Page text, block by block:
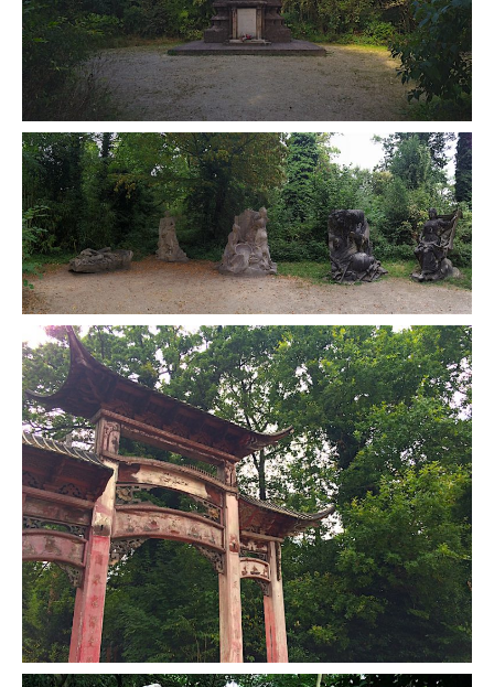
Kyoto
Mont Fuji
Nikko
Tokyo
Malaisie
Cameron Highlands
Penang
Singapour
Vietnam
Baie d’Halong
Hanoi
Hué
Mai Chau
Mu Cang Chai
Ninh Binh